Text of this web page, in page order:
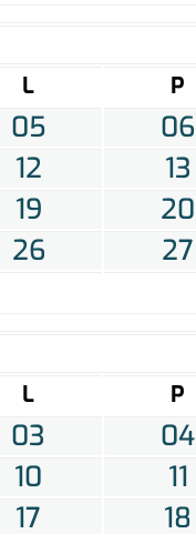
L P
05
06
12
13
19
20
26
27
L P
03
04
10
11
17
18